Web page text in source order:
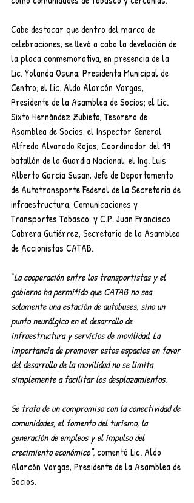
Cabe destacar que dentro del marco de
celebraciones, se llevó a cabo la develación de
la placa conmemorativa, en presencia de la
Lic. Yolanda Osuna, Presidenta Municipal de
Centro; el Lic. Aldo Alarcón Vargas,
Presidente de la Asamblea de Socios; el Lic.
Sixto Hernández Zubieta, Tesorero de
Asamblea de Socios; el Inspector General
Alfredo Alvarado Rojas, Coordinador del 19
batallón de la Guardia Nacional; el Ing. Luis
Alberto García Susan, Jefe de Departamento
de Autotransporte Federal de la Secretaria de
infraestructura, Comunicaciones y
Transportes Tabasco; y C.P. Juan Francisco
Cabrera Gutiérrez, Secretario de la Asamblea
de Accionistas CATAB.
“La cooperación entre los transportistas y el
gobierno ha permitido que CATAB no sea
solamente una estación de autobuses, sino un
punto neurálgico en el desarrollo de
infraestructura y servicios de movilidad. La
importancia de promover estos espacios en favor
del desarrollo de la movilidad no se limita
simplemente a facilitar los desplazamientos.
Se trata de un compromiso con la conectividad de
comunidades, el fomento del turismo, la
generación de empleos y el impulso del
crecimiento económico”, comentó Lic. Aldo
Alarcón Vargas, Presidente de la Asamblea de
Socios.